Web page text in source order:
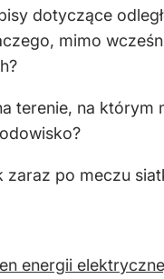
dotyczące
mimo
terenie, na którym
po meczu
energii